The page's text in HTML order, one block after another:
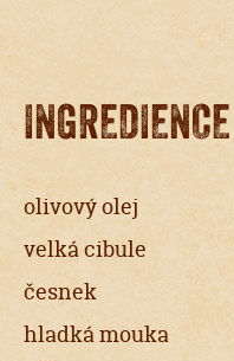
INGREDIENCE
olivový olej
velká cibule
česnek
hladká mouka